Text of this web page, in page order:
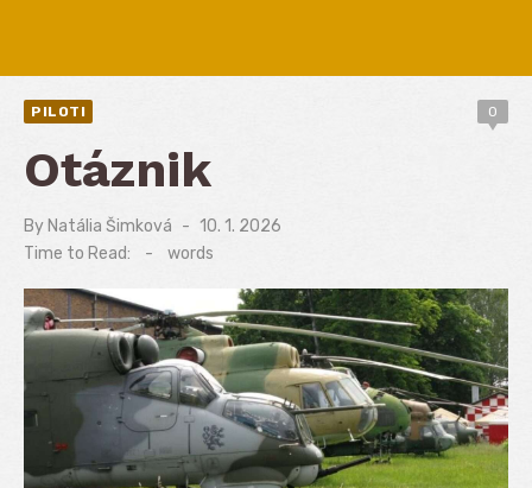
PILOTI 0
Otáznik
By Natália Šimková
Posted
on
10. 1. 2026
Time to Read:
- words